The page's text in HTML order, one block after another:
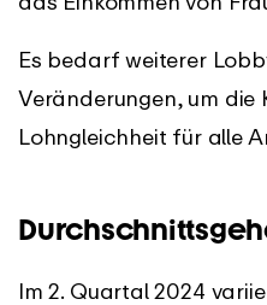
Es bedarf weiterer
Veränderungen, um die
Lohngleichheit für alle
Im 2. Quartal 2024